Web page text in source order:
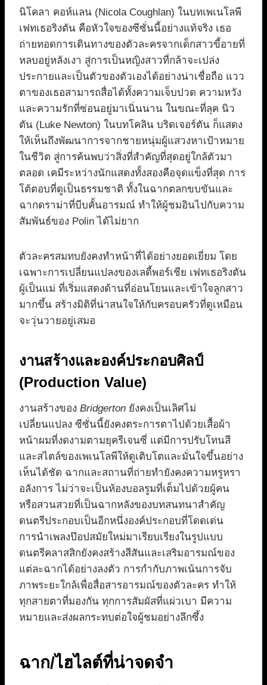
นิโคลา คอห์แลน (Nicola Coughlan) ในบทเพเนโลพี
เฟทเธอริงตัน คือหัวใจของซีซั่นนี้อย่างแท้จริง เธอ
ถ่ายทอดการเดินทางของตัวละครจากเด็กสาวขี้อายที่
หลบอยู่หลังเงา สู่การเป็นหญิงสาวที่กล้าจะเปล่ง
ประกายและเป็นตัวของตัวเองได้อย่างน่าเชื่อถือ แวว
ตาของเธอสามารถสื่อได้ทั้งความเจ็บปวด ความหวัง
และความรักที่ซ่อนอยู่มาเนิ่นนาน ในขณะที่ลุค นิว
ตัน (Luke Newton) ในบทโคลิน บริดเจอร์ตัน ก็แสดง
ให้เห็นถึงพัฒนาการจากชายหนุ่มผู้แสวงหาเป้าหมาย
ในชีวิต สู่การค้นพบว่าสิ่งที่สำคัญที่สุดอยู่ใกล้ตัวมา
ตลอด เคมีระหว่างนักแสดงทั้งสองคือจุดแข็งที่สุด การ
โต้ตอบที่ดูเป็นธรรมชาติ ทั้งในฉากตลกขบขันและ
ฉากดราม่าที่บีบคั้นอารมณ์ ทำให้ผู้ชมอินไปกับความ
สัมพันธ์ของ Polin ได้ไม่ยาก
ตัวละครสมทบยังคงทำหน้าที่ได้อย่างยอดเยี่ยม โดย
เฉพาะการเปลี่ยนแปลงของเลดี้พอร์เชีย เฟทเธอริงตัน
ผู้เป็นแม่ ที่เริ่มแสดงด้านที่อ่อนโยนและเข้าใจลูกสาว
มากขึ้น สร้างมิติที่น่าสนใจให้กับครอบครัวที่ดูเหมือน
จะวุ่นวายอยู่เสมอ
งานสร้างและองค์ประกอบศิลป์
(Production Value)
งานสร้างของ Bridgerton ยังคงเป็นเลิศไม่
เปลี่ยนแปลง ซีซั่นนี้ยังคงตระการตาไปด้วยเสื้อผ้า
หน้าผมที่งดงามตามยุครีเจนซี่ แต่มีการปรับโทนสี
และสไตล์ของเพเนโลพีให้ดูเติบโตและมั่นใจขึ้นอย่าง
เห็นได้ชัด ฉากและสถานที่ถ่ายทำยังคงความหรูหรา
อลังการ ไม่ว่าจะเป็นห้องบอลรูมที่เต็มไปด้วยผู้คน
หรือสวนสวยที่เป็นฉากหลังของบทสนทนาสำคัญ
ดนตรีประกอบเป็นอีกหนึ่งองค์ประกอบที่โดดเด่น
การนำเพลงป๊อปสมัยใหม่มาเรียบเรียงในรูปแบบ
ดนตรีคลาสสิกยังคงสร้างสีสันและเสริมอารมณ์ของ
แต่ละฉากได้อย่างลงตัว การกำกับภาพเน้นการจับ
ภาพระยะใกล้เพื่อสื่อสารอารมณ์ของตัวละคร ทำให้
ทุกสายตาที่มองกัน ทุกการสัมผัสที่แผ่วเบา มีความ
หมายและส่งผลกระทบต่อใจผู้ชมอย่างลึกซึ้ง
ฉาก/ไฮไลต์ที่น่าจดจำ